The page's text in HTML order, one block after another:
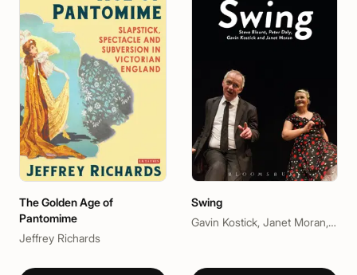
The Golden Age of
Pantomime
Jeffrey Richards
Swing
Gavin Kostick, Janet Moran, Peter Daly, Steve Blount